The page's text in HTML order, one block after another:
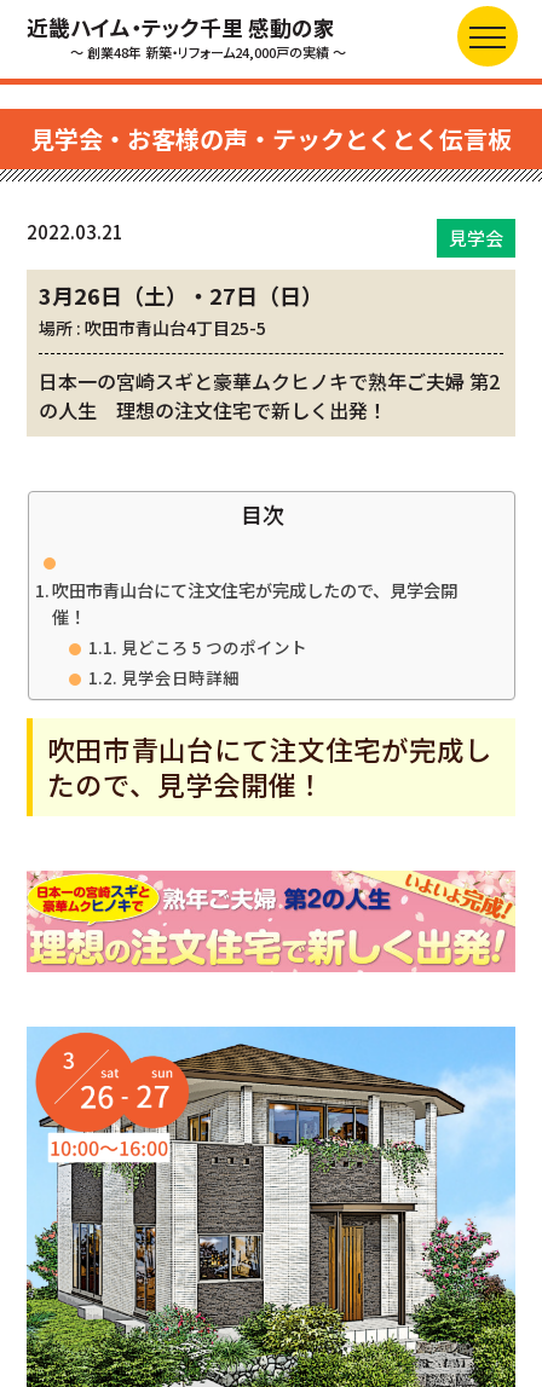
近畿ハイム・テック千里 感動の家
～ 創業48年 新築・リフォーム24,000戸の実績 ～
見学会・お客様の声・テックとくとく伝言板
2022.03.21 見学会
3月26日（土）・27日（日）
場所 : 吹田市青山台4丁目25-5
日本一の宮崎スギと豪華ムクヒノキで熟年ご夫婦 第2
の人生 理想の注文住宅で新しく出発！
目次
吹田市青山台にて注文住宅が完成したので、見学会開
催！
見どころ 5 つのポイント
見学会日時詳細
吹田市青山台にて注文住宅が完成し
たので、見学会開催！